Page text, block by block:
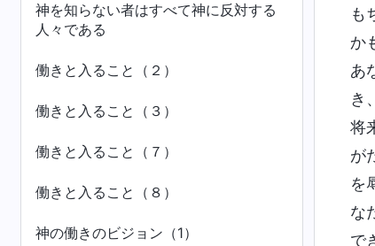
神を知らない者はすべて神に反対する
人々である
働きと入ること（２）
働きと入ること（３）
働きと入ること（７）
働きと入ること（８）
神の働きのビジョン（1）
も
か
あ
き
将
が
を
な
で